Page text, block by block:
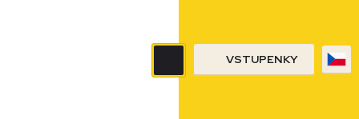
VSTUPENKY